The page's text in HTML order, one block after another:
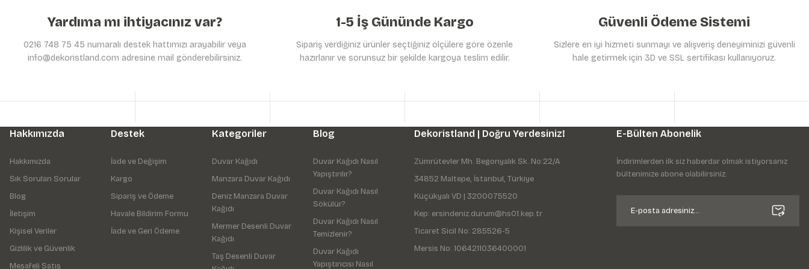
Gönder
Yardıma mı ihtiyacınız var?
0216 748 75 45 numaralı destek hattımızı arayabilir veya
info@dekoristland.com adresine mail gönderebilirsiniz.
1-5 İş Gününde Kargo
Sipariş verdiğiniz ürünler seçtiğiniz ölçülere göre özenle
hazırlanır ve sorunsuz bir şekilde kargoya teslim edilir.
Güvenli Ödeme Sistemi
Sizlere en iyi hizmeti sunmayı ve alışveriş deneyiminizi güvenli
hale getirmek için 3D ve SSL sertifikası kullanıyoruz.
Hakkımızda
Hakkımızda
Sık Sorulan Sorular
Blog
İletişim
Kişisel Veriler
Gizlilik ve Güvenlik
Mesafeli Satış
Destek
İade ve Değişim
Kargo
Sipariş ve Ödeme
Havale Bildirim Formu
İade ve Geri Ödeme
Kategoriler
Duvar Kağıdı
Manzara Duvar Kağıdı
Deniz Manzara Duvar
Kağıdı
Mermer Desenli Duvar
Kağıdı
Taş Desenli Duvar
Blog
Duvar Kağıdı Nasıl
Yapıştırılır?
Duvar Kağıdı Nasıl
Sökülür?
Duvar Kağıdı Nasıl
Temizlenir?
Duvar Kağıdı
Yapıştırıcısı Nasıl
Dekoristland | Doğru Yerdesiniz!
Zümrütevler Mh. Begonyalık Sk. No:22/A
34852 Maltepe, İstanbul, Türkiye
Küçükyalı VD | 3200075520
Kep: ersindeniz.durum@hs01.kep.tr
Ticaret Sicil No: 285526-5
Mersis No: 1064211036400001
E-Bülten Abonelik
İndirimlerden ilk siz haberdar olmak istiyorsanız
bültenimize abone olabilirsiniz.